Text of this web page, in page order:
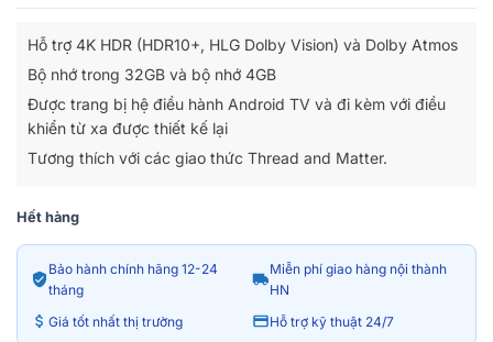
Hỗ trợ 4K HDR (HDR10+, HLG Dolby Vision) và Dolby Atmos
Bộ nhớ trong 32GB và bộ nhớ 4GB
Được trang bị hệ điều hành Android TV và đi kèm với điều
khiển từ xa được thiết kế lại
Tương thích với các giao thức Thread and Matter.
Hết hàng
Bảo hành chính hãng 12-24
tháng
Miễn phí giao hàng nội thành
HN
Giá tốt nhất thị trường
Hỗ trợ kỹ thuật 24/7